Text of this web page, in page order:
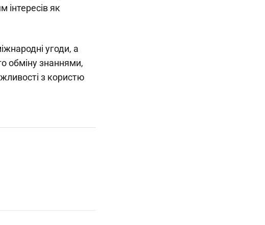
інтересів як
угоди, а
обміну знаннями,
з користю